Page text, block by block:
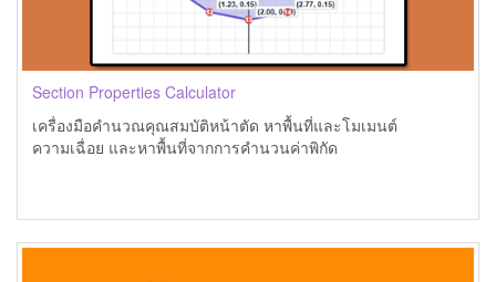
Section Properties Calculator
เครื่องมือคำนวณคุณสมบัติหน้าตัด หาพื้นที่และโมเมนต์
ความเฉื่อย และหาพื้นที่จากการคำนวนค่าพิกัด